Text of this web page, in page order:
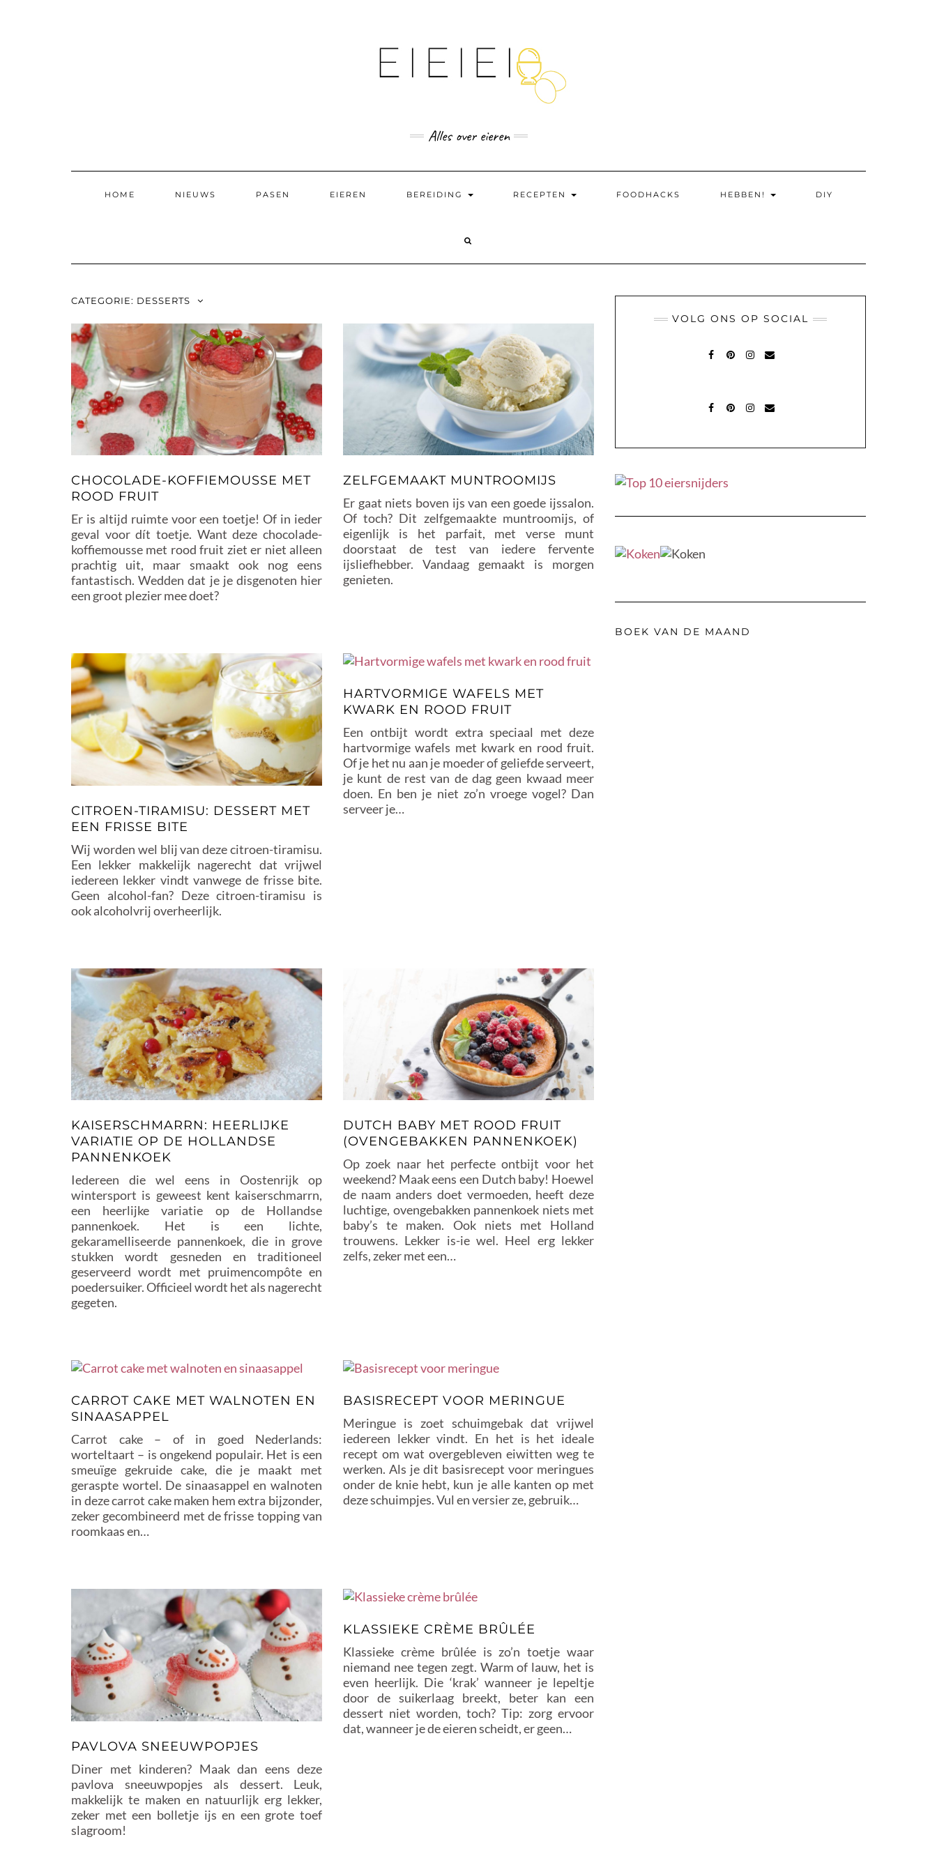
Alles over eieren
HOME NIEUWS PASEN EIEREN BEREIDING RECEPTEN FOODHACKS HEBBEN! DIY
CATEGORIE: DESSERTS
CHOCOLADE-KOFFIEMOUSSE MET
ROOD FRUIT
Er is altijd ruimte voor een toetje! Of in ieder
geval voor dít toetje. Want deze chocolade-
koffiemousse met rood fruit ziet er niet alleen
prachtig uit, maar smaakt ook nog eens
fantastisch. Wedden dat je je disgenoten hier
een groot plezier mee doet?
ZELFGEMAAKT MUNTROOMIJS
Er gaat niets boven ijs van een goede ijssalon.
Of toch? Dit zelfgemaakte muntroomijs, of
eigenlijk is het parfait, met verse munt
doorstaat de test van iedere fervente
ijsliefhebber. Vandaag gemaakt is morgen
genieten.
CITROEN-TIRAMISU: DESSERT MET
EEN FRISSE BITE
Wij worden wel blij van deze citroen-tiramisu.
Een lekker makkelijk nagerecht dat vrijwel
iedereen lekker vindt vanwege de frisse bite.
Geen alcohol-fan? Deze citroen-tiramisu is
ook alcoholvrij overheerlijk.
HARTVORMIGE WAFELS MET
KWARK EN ROOD FRUIT
Een ontbijt wordt extra speciaal met deze
hartvormige wafels met kwark en rood fruit.
Of je het nu aan je moeder of geliefde serveert,
je kunt de rest van de dag geen kwaad meer
doen. En ben je niet zo’n vroege vogel? Dan
serveer je…
KAISERSCHMARRN: HEERLIJKE
VARIATIE OP DE HOLLANDSE
PANNENKOEK
Iedereen die wel eens in Oostenrijk op
wintersport is geweest kent kaiserschmarrn,
een heerlijke variatie op de Hollandse
pannenkoek. Het is een lichte,
gekaramelliseerde pannenkoek, die in grove
stukken wordt gesneden en traditioneel
geserveerd wordt met pruimencompôte en
poedersuiker. Officieel wordt het als nagerecht
gegeten.
DUTCH BABY MET ROOD FRUIT
(OVENGEBAKKEN PANNENKOEK)
Op zoek naar het perfecte ontbijt voor het
weekend? Maak eens een Dutch baby! Hoewel
de naam anders doet vermoeden, heeft deze
luchtige, ovengebakken pannenkoek niets met
baby’s te maken. Ook niets met Holland
trouwens. Lekker is-ie wel. Heel erg lekker
zelfs, zeker met een…
CARROT CAKE MET WALNOTEN EN
SINAASAPPEL
Carrot cake – of in goed Nederlands:
worteltaart – is ongekend populair. Het is een
smeuïge gekruide cake, die je maakt met
geraspte wortel. De sinaasappel en walnoten
in deze carrot cake maken hem extra bijzonder,
zeker gecombineerd met de frisse topping van
roomkaas en…
BASISRECEPT VOOR MERINGUE
Meringue is zoet schuimgebak dat vrijwel
iedereen lekker vindt. En het is het ideale
recept om wat overgebleven eiwitten weg te
werken. Als je dit basisrecept voor meringues
onder de knie hebt, kun je alle kanten op met
deze schuimpjes. Vul en versier ze, gebruik…
PAVLOVA SNEEUWPOPJES
Diner met kinderen? Maak dan eens deze
pavlova sneeuwpopjes als dessert. Leuk,
makkelijk te maken en natuurlijk erg lekker,
zeker met een bolletje ijs en een grote toef
slagroom!
KLASSIEKE CRÈME BRÛLÉE
Klassieke crème brûlée is zo’n toetje waar
niemand nee tegen zegt. Warm of lauw, het is
even heerlijk. Die ‘krak’ wanneer je lepeltje
door de suikerlaag breekt, beter kan een
dessert niet worden, toch? Tip: zorg ervoor
dat, wanneer je de eieren scheidt, er geen…
VOLG ONS OP SOCIAL
BOEK VAN DE MAAND